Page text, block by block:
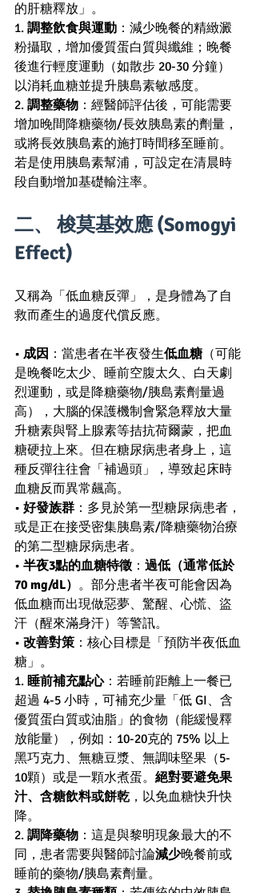
的肝糖釋放」。
1. 調整飲食與運動 ：減少晚餐的精緻澱
粉攝取，增加優質蛋白質與纖維；晚餐
後進行輕度運動（如散步 20-30 分鐘）
以消耗血糖並提升胰島素敏感度。
2. 調整藥物 ：經醫師評估後，可能需要
增加晚間降糖藥物/長效胰島素的劑量，
或將長效胰島素的施打時間移至睡前。
若是使用胰島素幫浦，可設定在清晨時
段自動增加基礎輸注率。
二、 梭莫基效應 (Somogyi
Effect)
又稱為「低血糖反彈」，是身體為了自
救而產生的過度代償反應。
• 成因 ：當患者在半夜發生低血糖 （可能
是晚餐吃太少、睡前空腹太久、白天劇
烈運動，或是降糖藥物/胰島素劑量過
高），大腦的保護機制會緊急釋放大量
升糖素與腎上腺素等拮抗荷爾蒙，把血
糖硬拉上來。但在糖尿病患者身上，這
種反彈往往會「補過頭」，導致起床時
血糖反而異常飆高。
• 好發族群 ：多見於第一型糖尿病患者，
或是正在接受密集胰島素/降糖藥物治療
的第二型糖尿病患者。
• 半夜3點的血糖特徵 ： 過低（通常低於
70 mg/dL） 。部分患者半夜可能會因為
低血糖而出現做惡夢、驚醒、心慌、盜
汗（醒來滿身汗）等警訊。
• 改善對策 ：核心目標是「預防半夜低血
糖」。
1. 睡前補充點心：若睡前距離上一餐已
超過 4-5 小時，可補充少量「低 GI、含
優質蛋白質或油脂」的食物（能緩慢釋
放能量），例如：10-20克的 75% 以上
黑巧克力、無糖豆漿、無調味堅果（5-
10顆）或是一顆水煮蛋。 絕對要避免果
汁、含糖飲料或餅乾 ，以免血糖快升快
降。
2. 調降藥物 ：這是與黎明現象最大的不
同，患者需要與醫師討論減少晚餐前或
睡前的藥物/胰島素劑量。